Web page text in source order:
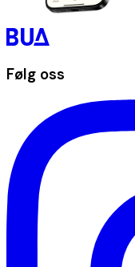
Følg oss